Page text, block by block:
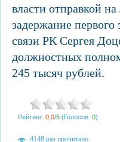
власти отправкой
задержание
связи РК Сергея
должностных
245 тысяч рублей.
Рейтинг: 0,0/5 (Голосов: 0)
4148 раз прочитано